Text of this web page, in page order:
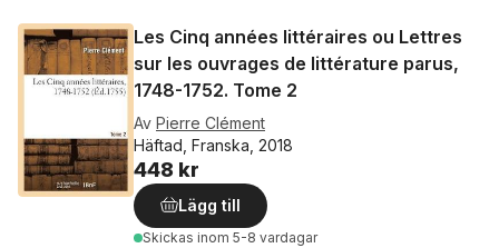
Les Cinq années littéraires ou Lettres
sur les ouvrages de littérature parus,
1748-1752. Tome 2
Av Pierre Clément
Häftad, Franska, 2018
448 kr
Lägg till
Skickas inom 5-8 vardagar